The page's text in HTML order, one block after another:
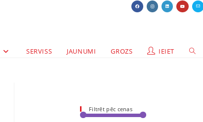
SERVISS JAUNUMI GROZS IEIET
Filtrēt pēc cenas